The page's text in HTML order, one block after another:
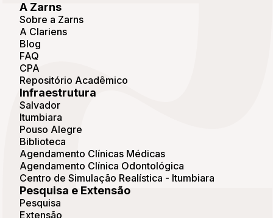
A Zarns
Sobre a Zarns
A Clariens
Blog
FAQ
CPA
Repositório Acadêmico
Infraestrutura
Salvador
Itumbiara
Pouso Alegre
Biblioteca
Agendamento Clínicas Médicas
Agendamento Clínica Odontológica
Centro de Simulação Realística - Itumbiara
Pesquisa e Extensão
Pesquisa
Extensão